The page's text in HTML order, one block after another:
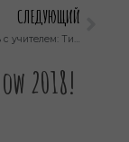
СЛЕДУЮЩИЙ
Познакомьтесь с учителем: Тишина
2018!